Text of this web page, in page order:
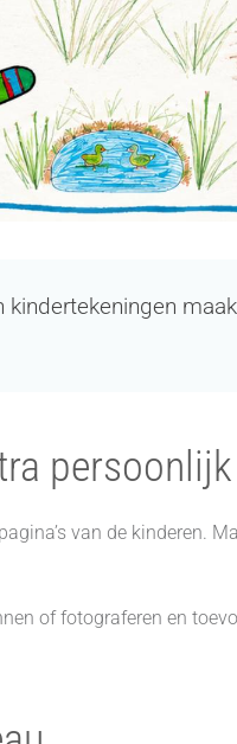
persoonlijk
van de kinderen.
of fotograferen en